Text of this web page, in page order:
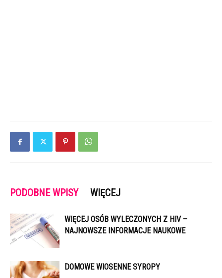
PODOBNE WPISY WIĘCEJ
WIĘCEJ OSÓB WYLECZONYCH Z HIV –
NAJNOWSZE INFORMACJE NAUKOWE
DOMOWE WIOSENNE SYROPY